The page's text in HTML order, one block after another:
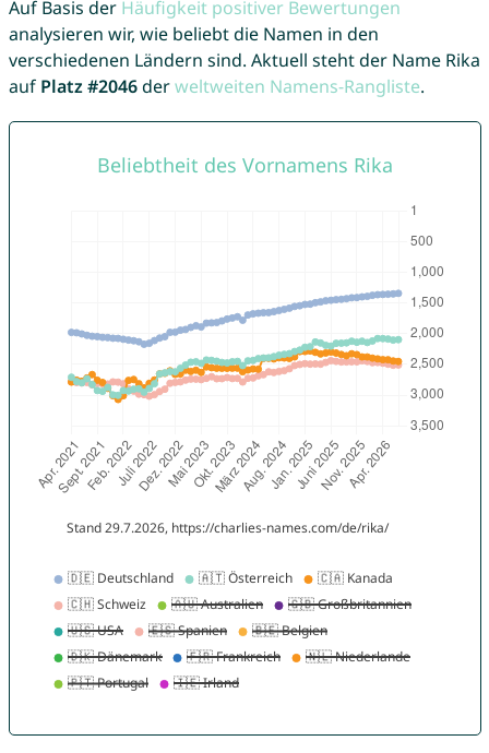
Auf Basis der Häufigkeit positiver Bewertungen
analysieren wir, wie beliebt die Namen in den
verschiedenen Ländern sind. Aktuell steht der Name Rika
auf Platz #2046derweltweiten Namens-Rangliste.